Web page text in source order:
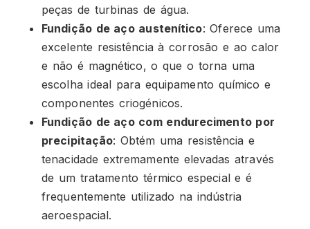
peças de turbinas de água.
Fundição de aço austenítico: Oferece uma
excelente resistência à corrosão e ao calor
e não é magnético, o que o torna uma
escolha ideal para equipamento químico e
componentes criogénicos.
Fundição de aço com endurecimento por
precipitação: Obtém uma resistência e
tenacidade extremamente elevadas através
de um tratamento térmico especial e é
frequentemente utilizado na indústria
aeroespacial.